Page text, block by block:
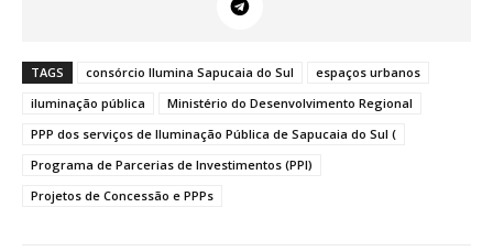
TAGS consórcio Ilumina Sapucaia do Sul
espaços urbanos
iluminação pública
Ministério do Desenvolvimento Regional
PPP dos serviços de Iluminação Pública de Sapucaia do Sul (
Programa de Parcerias de Investimentos (PPI)
Projetos de Concessão e PPPs